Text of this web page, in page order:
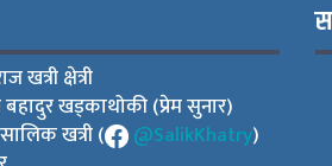
खत्री क्षेत्री
खड्काथोकी (प्रेम सुनार)
खत्री (
@SalikKhatry)